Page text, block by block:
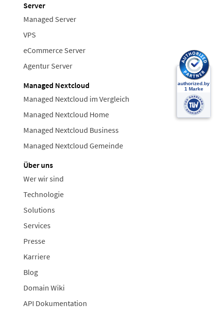
Server
Managed Server
VPS
eCommerce Server
Agentur Server
Managed Nextcloud
Managed Nextcloud im Vergleich
Managed Nextcloud Home
Managed Nextcloud Business
Managed Nextcloud Gemeinde
Über uns
Wer wir sind
Technologie
Solutions
Services
Presse
Karriere
Blog
Domain Wiki
API Dokumentation